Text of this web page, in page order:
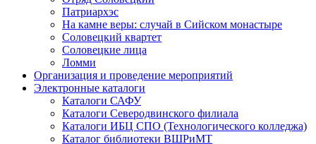
Патриархэс
На камне веры: случай в Сийском монастыре
Соловецкий квартет
Соловецкие лица
Ломми
Организация и проведение мероприятий
Электронные каталоги
Каталоги САФУ
Каталоги Северодвинского филиала
Каталоги ИБЦ СПО (Технологического колледжа)
Каталог библиотеки ВШРиМТ